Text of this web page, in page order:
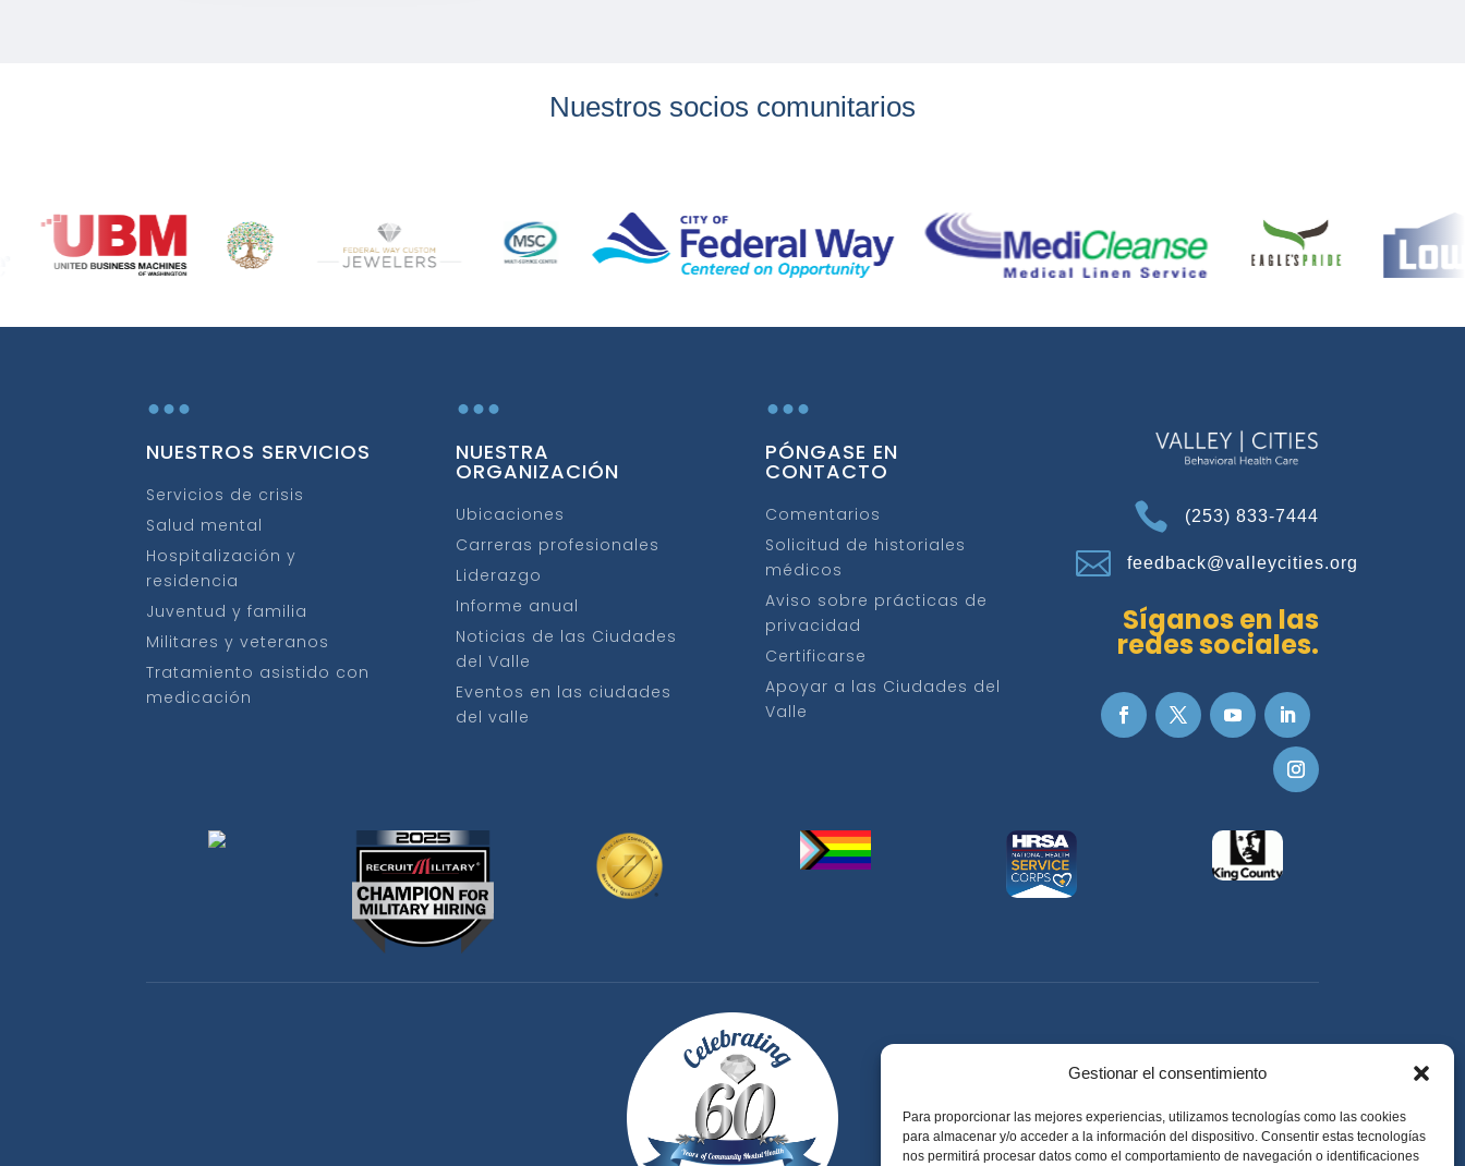
Gestionar el consentimiento
Para proporcionar las mejores experiencias, utilizamos tecnologías como las cookies
para almacenar y/o acceder a la información del dispositivo. Consentir estas tecnologías
nos permitirá procesar datos como el comportamiento de navegación o identificaciones
Nuestros socios comunitarios
...
NUESTROS SERVICIOS
Servicios de crisis
Salud mental
Hospitalización y
residencia
Juventud y familia
Militares y veteranos
Tratamiento asistido con
medicación
...
NUESTRA
ORGANIZACIÓN
Ubicaciones
Carreras profesionales
Liderazgo
Informe anual
Noticias de las Ciudades
del Valle
Eventos en las ciudades
del valle
...
PÓNGASE EN
CONTACTO
Comentarios
Solicitud de historiales
médicos
Aviso sobre prácticas de
privacidad
Certificarse
Apoyar a las Ciudades del
Valle
 (253) 833-7444
 feedback@valleycities.org
Síganos en las
redes sociales.